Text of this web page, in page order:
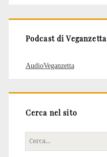
Podcast di Veganzetta
AudioVeganzetta
Cerca nel sito
Cerca
per: